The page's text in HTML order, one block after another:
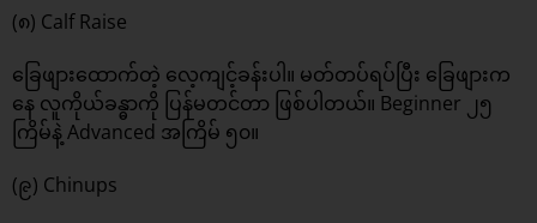
(၈) Calf Raise
ခြေဖျားထောက်တဲ့ လေ့ကျင့်ခန်းပါ။ မတ်တပ်ရပ်ပြီး ခြေဖျားက
နေ လူကိုယ်ခန္ဓာကို ပြန်မတင်တာ ဖြစ်ပါတယ်။ Beginner ၂၅
ကြိမ်နဲ့ Advanced အကြိမ် ၅၀။
(၉) Chinups